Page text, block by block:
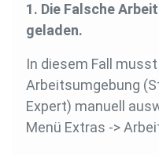
1. Die Falsche
geladen.
In diesem Fall
Arbeitsumgebung
Expert) manuell
Menü Extras ->